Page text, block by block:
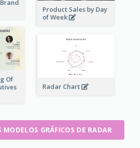
Product Sales by Day
of Week
Of
Radar Chart
MODELOS GRÁFICOS DE RADAR